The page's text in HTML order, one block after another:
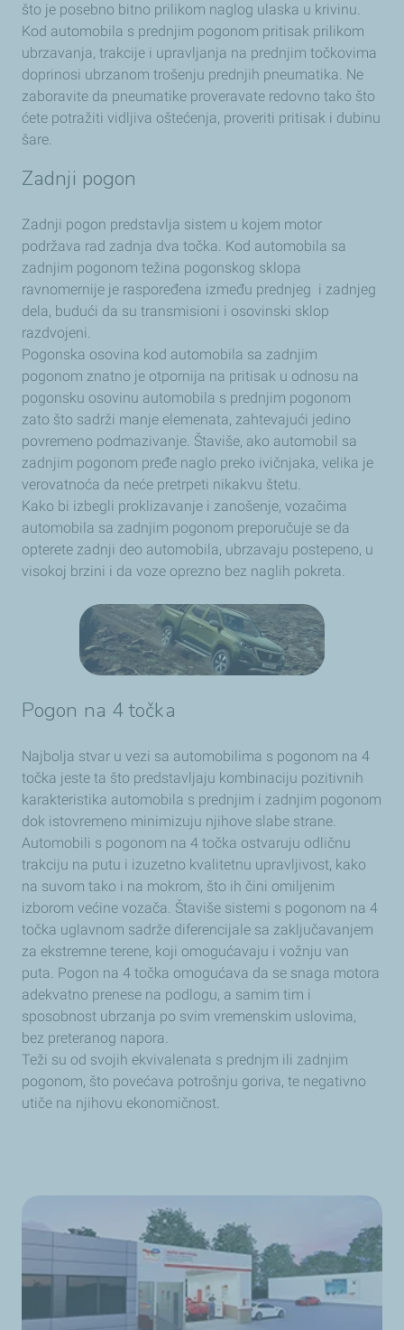
što je posebno bitno prilikom naglog ulaska u krivinu.
Kod automobila s prednjim pogonom pritisak prilikom
ubrzavanja, trakcije i upravljanja na prednjim točkovima
doprinosi ubrzanom trošenju prednjih pneumatika. Ne
zaboravite da pneumatike proveravate redovno tako što
ćete potražiti vidljiva oštećenja, proveriti pritisak i dubinu
šare.
Zadnji pogon
Zadnji pogon predstavlja sistem u kojem motor
podržava rad zadnja dva točka. Kod automobila sa
zadnjim pogonom težina pogonskog sklopa
ravnomernije je raspoređena između prednjeg i zadnjeg
dela, budući da su transmisioni i osovinski sklop
razdvojeni.
Pogonska osovina kod automobila sa zadnjim
pogonom znatno je otpornija na pritisak u odnosu na
pogonsku osovinu automobila s prednjim pogonom
zato što sadrži manje elemenata, zahtevajući jedino
povremeno podmazivanje. Štaviše, ako automobil sa
zadnjim pogonom pređe naglo preko ivičnjaka, velika je
verovatnoća da neće pretrpeti nikakvu štetu.
Kako bi izbegli proklizavanje i zanošenje, vozačima
automobila sa zadnjim pogonom preporučuje se da
opterete zadnji deo automobila, ubrzavaju postepeno, u
visokoj brzini i da voze oprezno bez naglih pokreta.
Pogon na 4 točka
Najbolja stvar u vezi sa automobilima s pogonom na 4
točka jeste ta što predstavljaju kombinaciju pozitivnih
karakteristika automobila s prednjim i zadnjim pogonom
dok istovremeno minimizuju njihove slabe strane.
Automobili s pogonom na 4 točka ostvaruju odličnu
trakciju na putu i izuzetno kvalitetnu upravljivost, kako
na suvom tako i na mokrom, što ih čini omiljenim
izborom većine vozača. Štaviše sistemi s pogonom na 4
točka uglavnom sadrže diferencijale sa zaključavanjem
za ekstremne terene, koji omogućavaju i vožnju van
puta. Pogon na 4 točka omogućava da se snaga motora
adekvatno prenese na podlogu, a samim tim i
sposobnost ubrzanja po svim vremenskim uslovima,
bez preteranog napora.
Teži su od svojih ekvivalenata s prednjm ili zadnjim
pogonom, što povećava potrošnju goriva, te negativno
utiče na njihovu ekonomičnost.